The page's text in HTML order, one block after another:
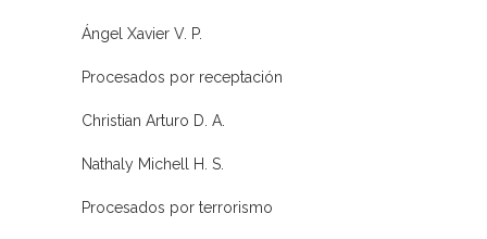
Ángel Xavier V. P.
Procesados por receptación
Christian Arturo D. A.
Nathaly Michell H. S.
Procesados por terrorismo